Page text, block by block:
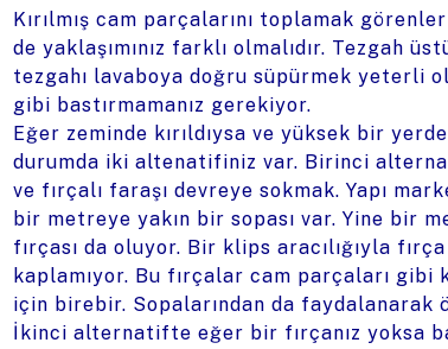
Kırılmış cam parçalarını toplamak
de yaklaşımınız farklı olmalıdır. Tezgah
tezgahı lavaboya doğru süpürmek yeterli
gibi bastırmamanız gerekiyor.
Eğer zeminde kırıldıysa ve yüksek bir
durumda iki altenatifiniz var. Birinci
ve fırçalı faraşı devreye sokmak. Yapı
bir metreye yakın bir sopası var. Yine bir
fırçası da oluyor. Bir klips aracılığıyla
kaplamıyor. Bu fırçalar cam parçaları gibi
için birebir. Sopalarından da
İkinci alternatifte eğer bir fırçanız yoksa